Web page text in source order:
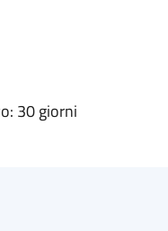
30 giorni